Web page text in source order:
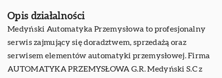
Opis działalności
Medyński Automatyka Przemysłowa to profesjonalny
serwis zajmujący się doradztwem, sprzedażą oraz
serwisem elementów automatyki przemysłowej. Firma
AUTOMATYKA PRZEMYSŁOWA G.R. Medyński S.C z